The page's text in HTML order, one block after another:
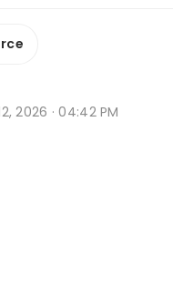
2026 · 04:42 PM